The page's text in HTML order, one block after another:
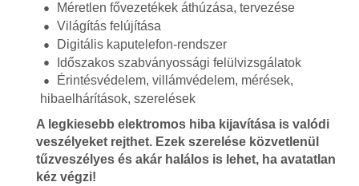
Méretlen fővezetékek áthúzása, tervezése
Világítás felújítása
Digitális kaputelefon-rendszer
Időszakos szabványossági felülvizsgálatok
Érintésvédelem, villámvédelem, mérések,
hibaelhárítások, szerelések
A legkiesebb elektromos hiba kijavítása is valódi
veszélyeket rejthet. Ezek szerelése közvetlenül
tűzveszélyes és akár halálos is lehet, ha avatatlan
kéz végzi!